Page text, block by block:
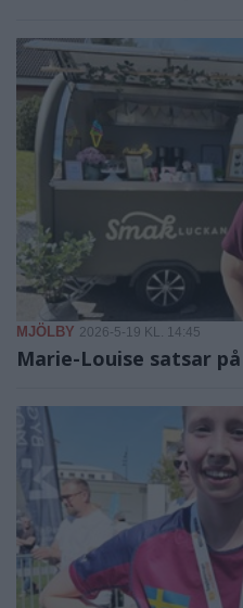
MJÖLBY 2026-5-19 KL. 14:45
Marie-Louise satsar